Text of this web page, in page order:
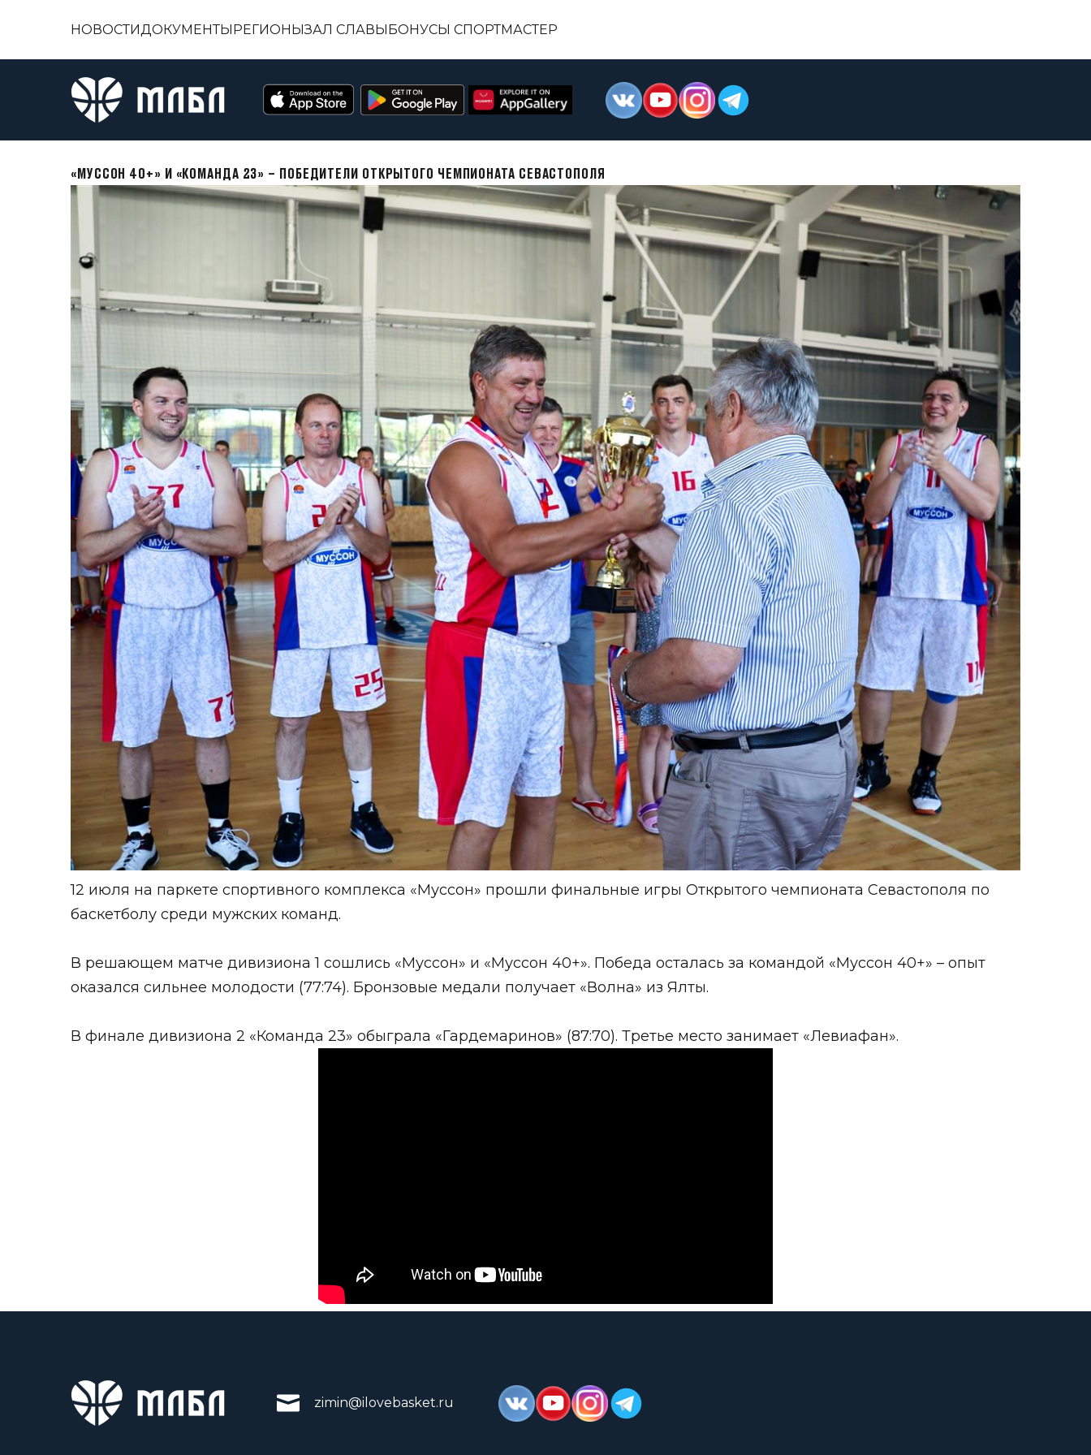
НОВОСТИДОКУМЕНТЫРЕГИОНЫЗАЛ СЛАВЫБОНУСЫ СПОРТМАСТЕР
«МУССОН 40+» И «КОМАНДА 23» – ПОБЕДИТЕЛИ ОТКРЫТОГО ЧЕМПИОНАТА СЕВАСТОПОЛЯ
12 июля на паркете спортивного комплекса «Муссон» прошли финальные игры Открытого чемпионата Севастополя по
баскетболу среди мужских команд.
В решающем матче дивизиона 1 сошлись «Муссон» и «Муссон 40+». Победа осталась за командой «Муссон 40+» – опыт
оказался сильнее молодости (77:74). Бронзовые медали получает «Волна» из Ялты.
В финале дивизиона 2 «Команда 23» обыграла «Гардемаринов» (87:70). Третье место занимает «Левиафан».
zimin@ilovebasket.ru